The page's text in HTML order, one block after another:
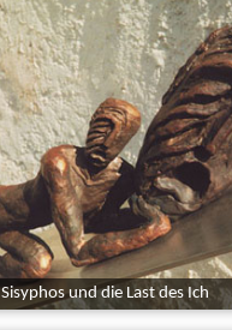
Sisyphos und die Last des Ich